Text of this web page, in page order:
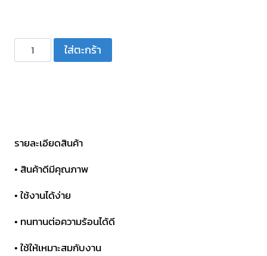
จำนวน
ฟิวส์
ตัว
100A
ชิ้น
ใส่ตะกร้า
รายละเอียดสินค้า
• สินค้าดีมีคุณภาพ
• ใช้งานได้ง่าย
• ทนทานต่อความร้อนได้ดี
• ใช้ให้เหมาะสมกับงาน